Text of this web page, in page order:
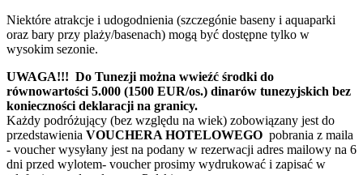
Niektóre atrakcje i udogodnienia (szczegónie baseny i aquaparki
oraz bary przy plaży/basenach) mogą być dostępne tylko w
wysokim sezonie.
UWAGA!!! Do Tunezji można wwieźć środki do
równowartości 5.000 (1500 EUR/os.) dinarów tunezyjskich bez
konieczności deklaracji na granicy.
Każdy podróżujący (bez względu na wiek) zobowiązany jest do
przedstawienia VOUCHERA HOTELOWEGO pobrania z maila
- voucher wysyłany jest na podany w rezerwacji adres mailowy na 6
dni przed wylotem- voucher prosimy wydrukować i zapisać w